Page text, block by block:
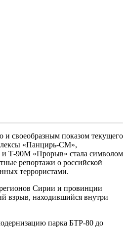
и своеобразным показом текущего
«Панцирь-СМ»,
и Т-90М «Прорыв» стала символом
репортажи о российской
террористами.
Сирии и провинции
взрыв, находившийся внутри
парка БТР-80 до